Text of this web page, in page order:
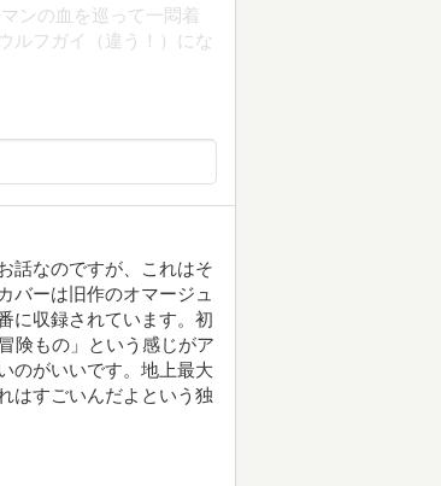
ンの血を巡って一悶着
ルフガイ（違う！）にな
話なのですが、これはそ
バーは旧作のオマージュ
に収録されています。初
険もの」という感じがア
のがいいです。地上最大
はすごいんだよという独